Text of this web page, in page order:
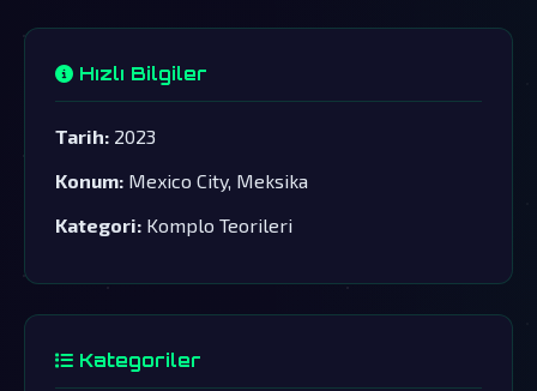
Hızlı Bilgiler
Tarih: 2023
Konum: Mexico City, Meksika
Kategori: Komplo Teorileri
Kategoriler